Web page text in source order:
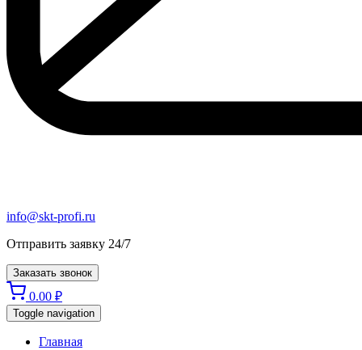
info@skt-profi.ru
Отправить заявку 24/7
Заказать звонок
0.00 ₽
Toggle navigation
Главная